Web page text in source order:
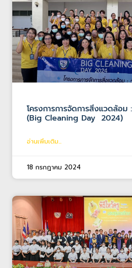
โครงการการจัดการสิ่งแวดล้อ
(Big Cleaning Day 2024)
อ่านเพิ่มเติม...
18 กรกฎาคม 2024